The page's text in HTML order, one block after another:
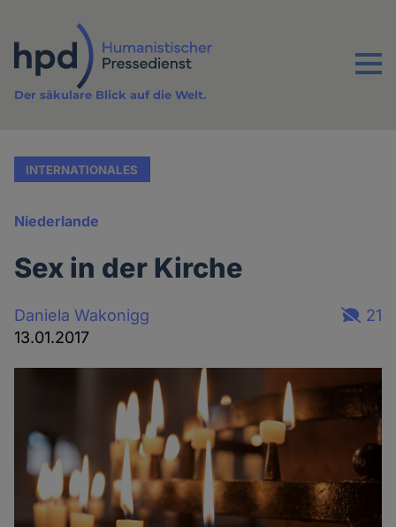
Inhalt
Menu
Der säkulare Blick auf die Welt.
INTERNATIONALES
Niederlande
Sex in der Kirche
Daniela Wakonigg
13.01.2017
21